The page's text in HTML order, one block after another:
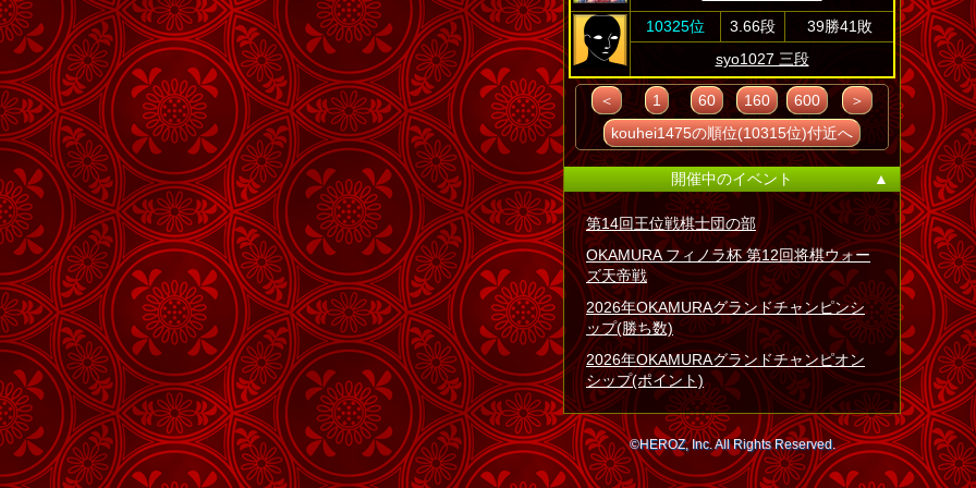
10325位
3.66段
39勝41敗
syo1027 三段
＜ 1 60 160 600
＞
kouhei1475の順位(10315位)付近へ
開催中のイベント ▲
第14回王位戦棋士団の部
OKAMURA フィノラ杯 第12回将棋ウォー
ズ天帝戦
2026年OKAMURAグランドチャンピンシ
ップ(勝ち数)
2026年OKAMURAグランドチャンピオン
シップ(ポイント)
©HEROZ, Inc. All Rights Reserved.